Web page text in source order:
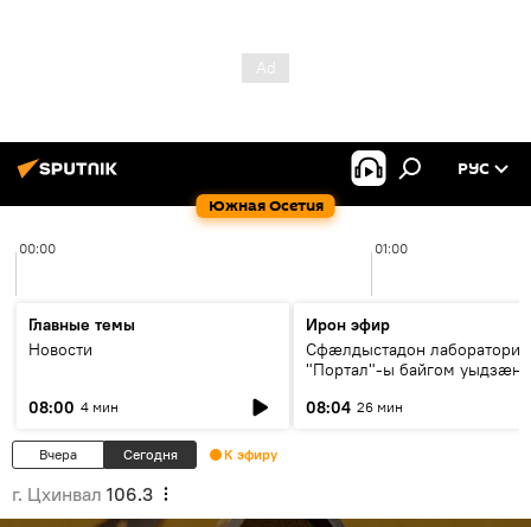
Южная Осетия
РУС
00:00 01:00
Главные темы
Новости
08:00 4 мин
Ирон эфир
Сфæлдыстадон лаборатори
"Портал"-ы байгом уыдзæн
Æхсары куыстыты равдыст
08:04 26 мин
Вчера Сегодня К эфиру
г. Цхинвал 106.3